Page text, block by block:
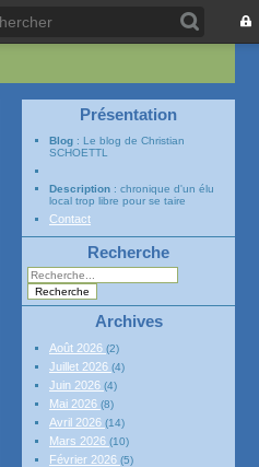
Présentation
Blog : Le blog de Christian
SCHOETTL
Description : chronique d'un élu
local trop libre pour se taire
Contact
Recherche
Archives
Août 2026 (2)
Juillet 2026 (4)
Juin 2026 (4)
Mai 2026 (8)
Avril 2026 (14)
Mars 2026 (10)
Février 2026 (5)